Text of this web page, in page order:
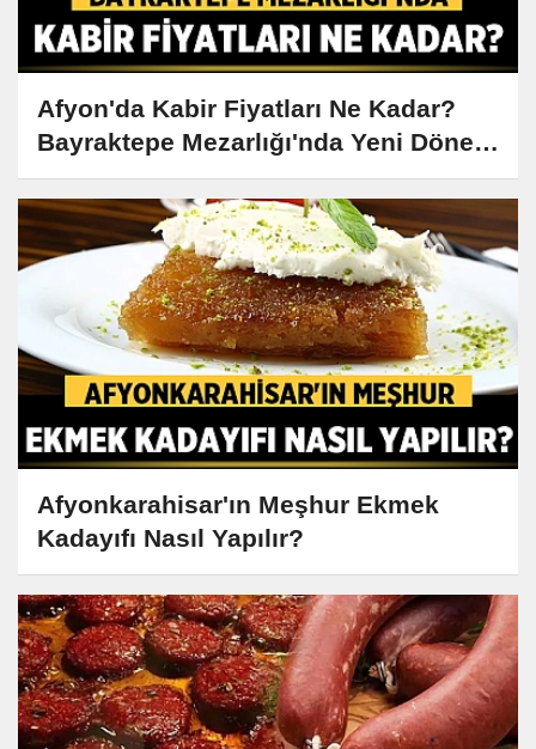
Afyon'da Kabir Fiyatları Ne Kadar?
Bayraktepe Mezarlığı'nda Yeni Dönem
Başladı
Afyonkarahisar'ın Meşhur Ekmek
Kadayıfı Nasıl Yapılır?